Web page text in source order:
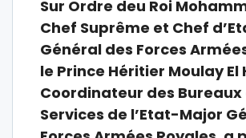
Sur Ordre deu Roi
Chef Suprême et Chef
Général des Forces
le Prince Héritier Moulay El
Coordinateur des Bureaux
Services de l’Etat-Major